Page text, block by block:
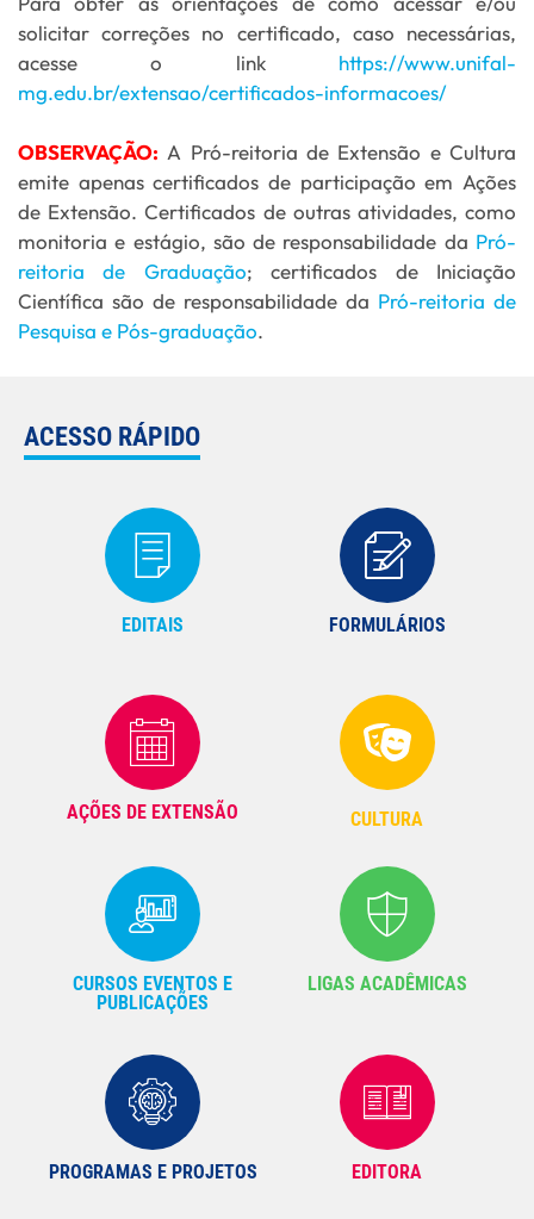
solicitar correções no certificado, caso necessárias,
acesse o link https://www.unifal-
mg.edu.br/extensao/certificados-informacoes/
OBSERVAÇÃO: A Pró-reitoria de Extensão e Cultura
emite apenas certificados de participação em Ações
de Extensão. Certificados de outras atividades, como
monitoria e estágio, são de responsabilidade da Pró-
reitoria de Graduação; certificados de Iniciação
Científica são de responsabilidade da Pró-reitoria de
Pesquisa e Pós-graduação.
ACESSO RÁPIDO
EDITAIS FORMULÁRIOS
AÇÕES DE EXTENSÃO CULTURA
CURSOS EVENTOS E
PUBLICAÇÕES
LIGAS ACADÊMICAS
PROGRAMAS E PROJETOS EDITORA